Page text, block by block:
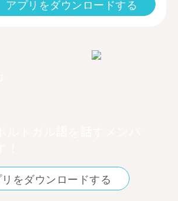
アプリをダウンロードする
をダウンロードする